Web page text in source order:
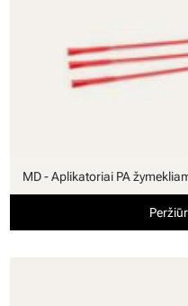
MD - Aplikatoriai PA